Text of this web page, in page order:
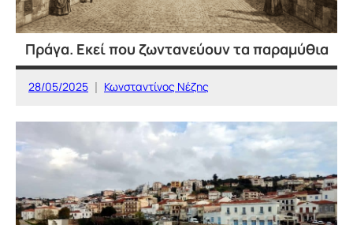
Πράγα. Εκεί που ζωντανεύουν τα παραμύθια
28/05/2025 Κωνσταντίνος Νέζης
ΕΥΡΩΠΗ